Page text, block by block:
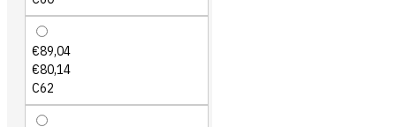
€89,04
€80,14
C62